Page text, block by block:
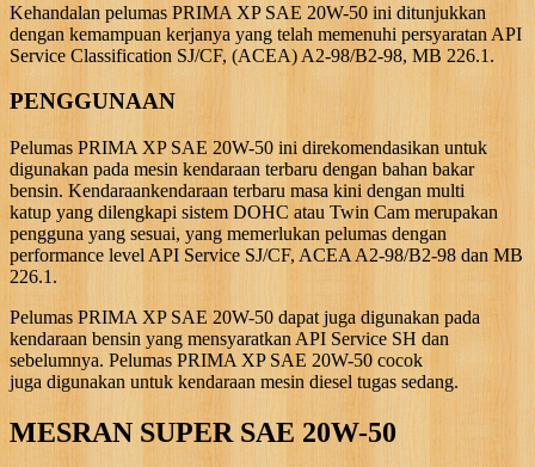
Kehandalan pelumas PRIMA XP SAE 20W-50 ini ditunjukkan
dengan kemampuan kerjanya yang telah memenuhi persyaratan API
Service Classification SJ/CF, (ACEA) A2-98/B2-98, MB 226.1.
PENGGUNAAN
Pelumas PRIMA XP SAE 20W-50 ini direkomendasikan untuk
digunakan pada mesin kendaraan terbaru dengan bahan bakar
bensin. Kendaraankendaraan terbaru masa kini dengan multi
katup yang dilengkapi sistem DOHC atau Twin Cam merupakan
pengguna yang sesuai, yang memerlukan pelumas dengan
performance level API Service SJ/CF, ACEA A2-98/B2-98 dan MB
226.1.
Pelumas PRIMA XP SAE 20W-50 dapat juga digunakan pada
kendaraan bensin yang mensyaratkan API Service SH dan
sebelumnya. Pelumas PRIMA XP SAE 20W-50 cocok
juga digunakan untuk kendaraan mesin diesel tugas sedang.
MESRAN SUPER SAE 20W-50